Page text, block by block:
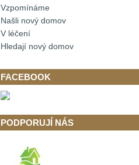
Vzpomínáme
Našli nový domov
V léčení
Hledají nový domov
FACEBOOK
PODPORUJÍ NÁS